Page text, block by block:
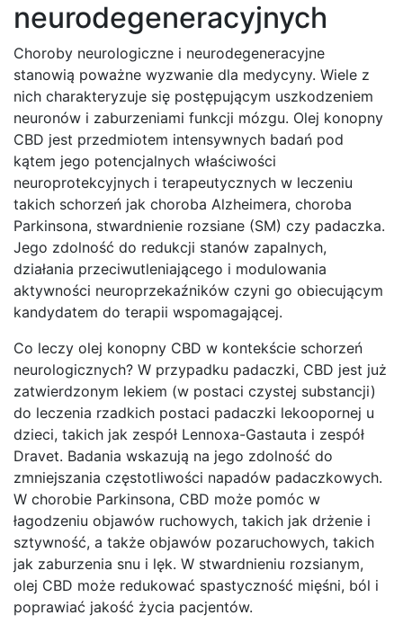
neurodegeneracyjnych
Choroby neurologiczne i neurodegeneracyjne
stanowią poważne wyzwanie dla medycyny. Wiele z
nich charakteryzuje się postępującym uszkodzeniem
neuronów i zaburzeniami funkcji mózgu. Olej konopny
CBD jest przedmiotem intensywnych badań pod
kątem jego potencjalnych właściwości
neuroprotekcyjnych i terapeutycznych w leczeniu
takich schorzeń jak choroba Alzheimera, choroba
Parkinsona, stwardnienie rozsiane (SM) czy padaczka.
Jego zdolność do redukcji stanów zapalnych,
działania przeciwutleniającego i modulowania
aktywności neuroprzekaźników czyni go obiecującym
kandydatem do terapii wspomagającej.
Co leczy olej konopny CBD w kontekście schorzeń
neurologicznych? W przypadku padaczki, CBD jest już
zatwierdzonym lekiem (w postaci czystej substancji)
do leczenia rzadkich postaci padaczki lekoopornej u
dzieci, takich jak zespół Lennoxa-Gastauta i zespół
Dravet. Badania wskazują na jego zdolność do
zmniejszania częstotliwości napadów padaczkowych.
W chorobie Parkinsona, CBD może pomóc w
łagodzeniu objawów ruchowych, takich jak drżenie i
sztywność, a także objawów pozaruchowych, takich
jak zaburzenia snu i lęk. W stwardnieniu rozsianym,
olej CBD może redukować spastyczność mięśni, ból i
poprawiać jakość życia pacjentów.